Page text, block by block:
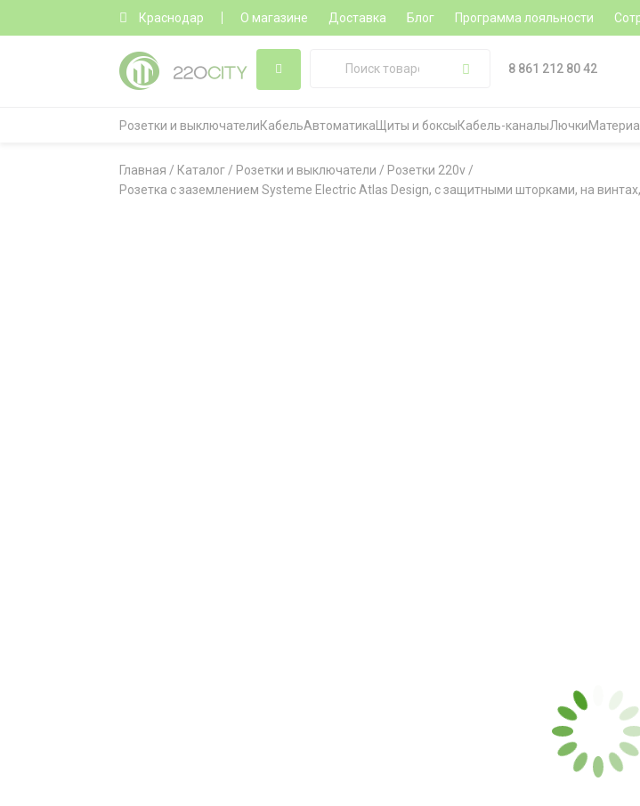
Краснодар О магазине Доставка Блог Программа лояльности
8 861 212 80 42
Розетки и выключателиКабельАвтоматика Щиты и боксыКабель-каналыЛючки
Главная / Каталог / Розетки и выключатели / Розетки 220v /
Розетка с заземлением Systeme Electric Atlas Design, с защитными шторками, на